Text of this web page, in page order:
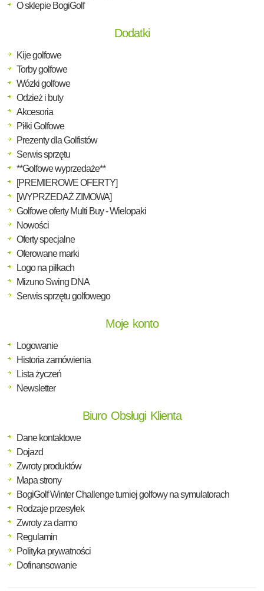
O sklepie BogiGolf
Dodatki
Kije golfowe
Torby golfowe
Wózki golfowe
Odzież i buty
Akcesoria
Piłki Golfowe
Prezenty dla Golfistów
Serwis sprzętu
**Golfowe wyprzedaże**
[PREMIEROWE OFERTY]
[WYPRZEDAŻ ZIMOWA]
Golfowe oferty Multi Buy - Wielopaki
Nowości
Oferty specjalne
Oferowane marki
Logo na piłkach
Mizuno Swing DNA
Serwis sprzętu golfowego
Moje konto
Logowanie
Historia zamówienia
Lista życzeń
Newsletter
Biuro Obsługi Klienta
Dane kontaktowe
Dojazd
Zwroty produktów
Mapa strony
BogiGolf Winter Challenge turniej golfowy na symulatorach
Rodzaje przesyłek
Zwroty za darmo
Regulamin
Polityka prywatności
Dofinansowanie